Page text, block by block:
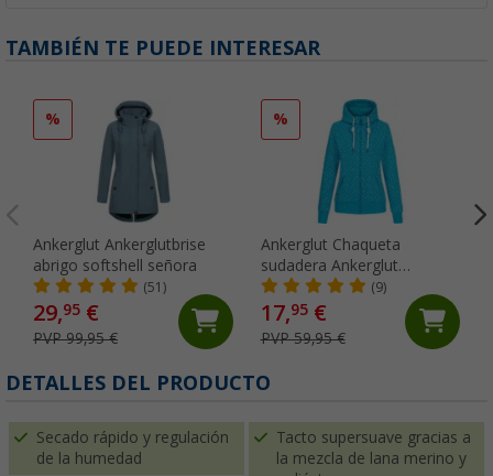
TAMBIÉN TE PUEDE INTERESAR
%
Ankerglut Ankerglutbrise
abrigo softshell señora
(51)
29,95 €
PVP 99,95 €
%
Ankerglut Chaqueta
sudadera Ankerglut
friendship señoras
(9)
17,95€
PVP 59,95 €
DETALLES DEL PRODUCTO
Secado rápido y regulación
de la humedad
Tacto supersuave gracias a
la mezcla de lana merino y